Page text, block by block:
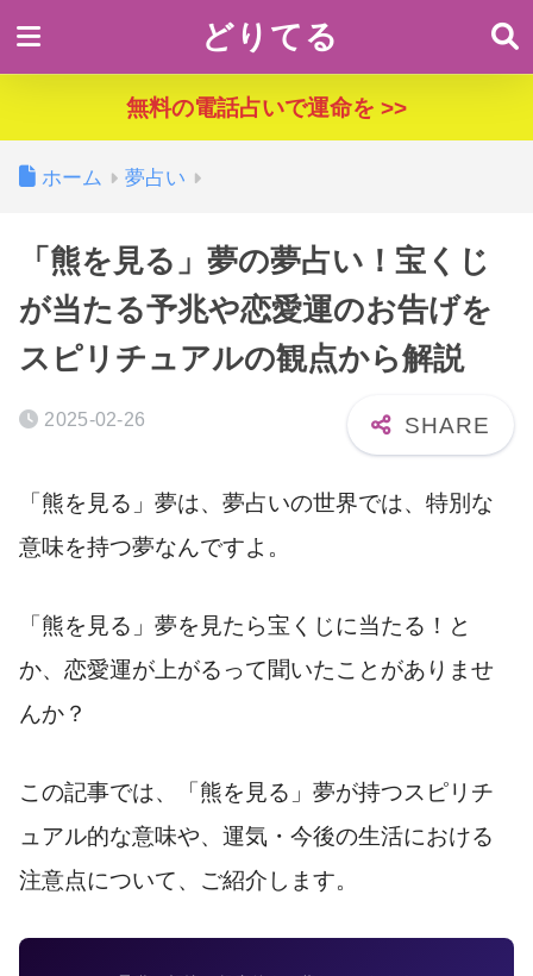
どりてる
無料の電話占いで運命を >>
ホーム 夢占い
「熊を見る」夢の夢占い！宝くじ
が当たる予兆や恋愛運のお告げを
スピリチュアルの観点から解説
2025-02-26
「熊を見る」夢は、夢占いの世界では、特別な
意味を持つ夢なんですよ。
「熊を見る」夢を見たら宝くじに当たる！と
か、恋愛運が上がるって聞いたことがありませ
んか？
この記事では、「熊を見る」夢が持つスピリチ
ュアル的な意味や、運気・今後の生活における
注意点について、ご紹介します。